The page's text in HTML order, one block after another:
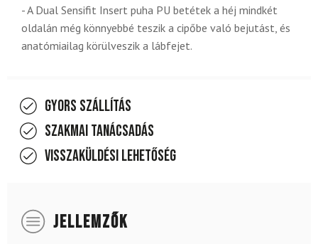
- A Dual Sensifit Insert puha PU betétek a héj mindkét
oldalán még könnyebbé teszik a cipőbe való bejutást, és
anatómiailag körülveszik a lábfejet.
Gyors szállítás
Szakmai tanácsadás
Visszaküldési lehetőség
JELLEMZŐK